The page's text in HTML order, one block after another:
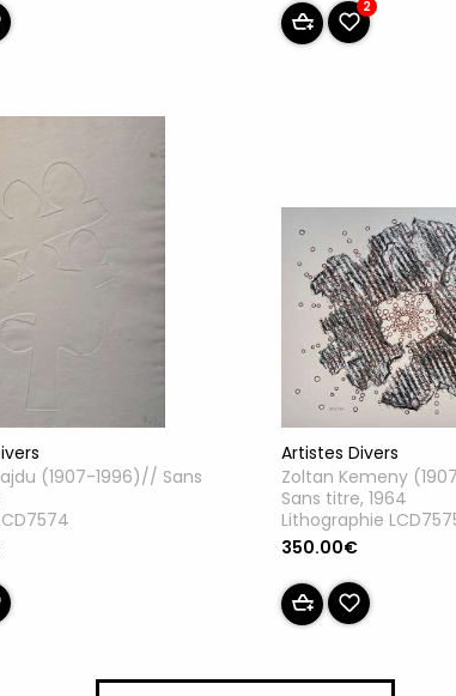
2
(1907-1996)// Sans
Artistes Divers
Zoltan Kemeny
Sans titre, 1964
Lithographie
350.00€